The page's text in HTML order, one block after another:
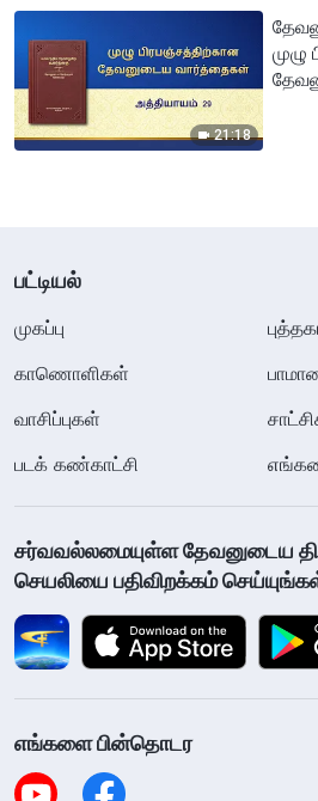
21:18
முழு
பட்டியல்
முகப்பு
காணொளிகள்
வாசிப்புகள்
படக் கண்காட்சி
சர்வவல்லமையுள்ள தேவனுடைய
செயலியை பதிவிறக்கம்
எங்களை பின்தொடர